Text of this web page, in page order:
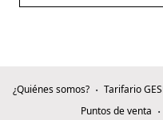
¿Quiénes somos? Tarifario
Puntos de venta